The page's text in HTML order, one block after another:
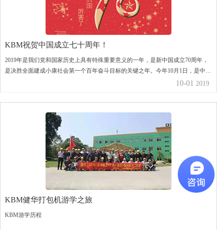
KBM祝贺中国成立七十周年！
2019年是我们党和国家历史上具有特殊重要意义的一年，是新中国成立70周年，
是决胜全面建成小康社会第一个百年奋斗目标的关键之年。今年10月1日，是中华
10-01 2019
KBM健华打包机游学之旅
KBM游学历程